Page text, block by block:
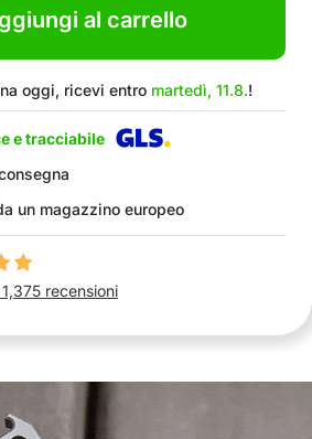
al carrello
oggi, ricevi entro martedì, 11.8.!
e tracciabile
un magazzino europeo
recensioni